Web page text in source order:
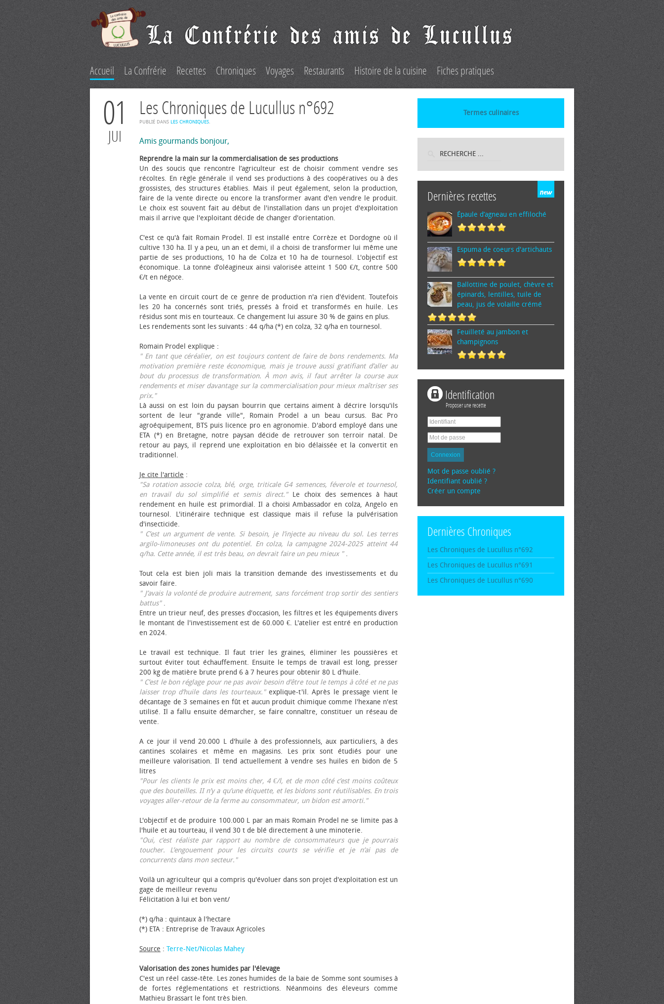
Accueil La Confrérie Recettes Chroniques Voyages Restaurants Histoire de la cuisine Fiches pratiques
01
JUI
Les Chroniques de Lucullus n°692
PUBLIÉ DANS LES CHRONIQUES.
Amis gourmands bonjour,
Reprendre la main sur la commercialisation de ses productions
Un des soucis que rencontre l’agriculteur est de choisir comment vendre ses
récoltes. En règle générale il vend ses productions à des coopératives ou à des
grossistes, des structures établies. Mais il peut également, selon la production,
faire de la vente directe ou encore la transformer avant d'en vendre le produit.
Le choix est souvent fait au début de l'installation dans un projet d'exploitation
mais il arrive que l'exploitant décide de changer d'orientation.
C'est ce qu'à fait Romain Prodel. Il est installé entre Corrèze et Dordogne où il
cultive 130 ha. Il y a peu, un an et demi, il a choisi de transformer lui même une
partie de ses productions, 10 ha de Colza et 10 ha de tournesol. L'objectif est
économique. La tonne d’oléagineux ainsi valorisée atteint 1 500 €/t, contre 500
€/t en négoce.
La vente en circuit court de ce genre de production n'a rien d'évident. Toutefois
les 20 ha concernés sont triés, pressés à froid et transformés en huile. Les
résidus sont mis en tourteaux. Ce changement lui assure 30 % de gains en plus.
Les rendements sont les suivants : 44 q/ha (*) en colza, 32 q/ha en tournesol.
Romain Prodel explique :
" En tant que céréalier, on est toujours content de faire de bons rendements. Ma
motivation première reste économique, mais je trouve aussi gratifiant d’aller au
bout du processus de transformation. À mon avis, il faut arrêter la course aux
rendements et miser davantage sur la commercialisation pour mieux maîtriser ses
prix."
Là aussi on est loin du paysan bourrin que certains aiment à décrire lorsqu'ils
sortent de leur "grande ville", Romain Prodel a un beau cursus. Bac Pro
agroéquipement, BTS puis licence pro en agronomie. D'abord employé dans une
ETA (*) en Bretagne, notre paysan décide de retrouver son terroir natal. De
retour au pays, il reprend une exploitation en bio délaissée et la convertit en
traditionnel.
Je cite l'article :
"Sa rotation associe colza, blé, orge, triticale G4 semences, féverole et tournesol,
en travail du sol simplifié et semis direct."Le choix des semences à haut
rendement en huile est primordial. Il a choisi Ambassador en colza, Angelo en
tournesol. L'itinéraire technique est classique mais il refuse la pulvérisation
d'insecticide.
" C’est un argument de vente. Si besoin, je l’injecte au niveau du sol. Les terres
argilo-limoneuses ont du potentiel. En colza, la campagne 2024-2025 atteint 44
q/ha. Cette année, il est très beau, on devrait faire un peu mieux ".
Tout cela est bien joli mais la transition demande des investissements et du
savoir faire.
" J’avais la volonté de produire autrement, sans forcément trop sortir des sentiers
battus".
Entre un trieur neuf, des presses d'occasion, les filtres et les équipements divers
le montant de l'investissement est de 60.000 €. L'atelier est entré en production
en 2024.
Le travail est technique. Il faut trier les graines, éliminer les poussières et
surtout éviter tout échauffement. Ensuite le temps de travail est long, presser
200 kg de matière brute prend 6 à 7 heures pour obtenir 80 L d'huile.
" C’est le bon réglage pour ne pas avoir besoin d’être tout le temps à côté et ne pas
laisser trop d’huile dans les tourteaux."explique-t'il. Après le pressage vient le
décantage de 3 semaines en fût et aucun produit chimique comme l'hexane n'est
utilisé. Il a fallu ensuite démarcher, se faire connaître, constituer un réseau de
vente.
A ce jour il vend 20.000 L d'huile à des professionnels, aux particuliers, à des
cantines scolaires et même en magasins. Les prix sont étudiés pour une
meilleure valorisation. Il tend actuellement à vendre ses huiles en bidon de 5
litres
"Pour les clients le prix est moins cher, 4 €/l, et de mon côté c’est moins coûteux
que des bouteilles. II n’y a qu’une étiquette, et les bidons sont réutilisables. En trois
voyages aller-retour de la ferme au consommateur, un bidon est amorti."
L'objectif et de produire 100.000 L par an mais Romain Prodel ne se limite pas à
l'huile et au tourteau, il vend 30 t de blé directement à une minoterie.
"Oui, c’est réaliste par rapport au nombre de consommateurs que je pourrais
toucher. L’engouement pour les circuits courts se vérifie et je n’ai pas de
concurrents dans mon secteur."
Voilà un agriculteur qui a compris qu'évoluer dans son projet d'exploitation est un
gage de meilleur revenu
Félicitation à lui et bon vent/
(*) q/ha : quintaux à l'hectare
(*) ETA : Entreprise de Travaux Agricoles
Source : Terre-Net/Nicolas Mahey
Valorisation des zones humides par l'élevage
C'est un réel casse-tête. Les zones humides de la baie de Somme sont soumises à
de fortes réglementations et restrictions. Néanmoins des éleveurs comme
Mathieu Brassart le font très bien.
Termes culinaires
Dernières recettes
Épaule d’agneau en effiloché
Espuma de cœurs d'artichauts
Ballottine de poulet, chèvre et
épinards, lentilles, tuile de
peau, jus de volaille crémé
Feuilleté au jambon et
champignons
Identification
Proposer une recette
Connexion
Mot de passe oublié ?
Identifiant oublié ?
Créer un compte
Dernières Chroniques
Les Chroniques de Lucullus n°692
Les Chroniques de Lucullus n°691
Les Chroniques de Lucullus n°690